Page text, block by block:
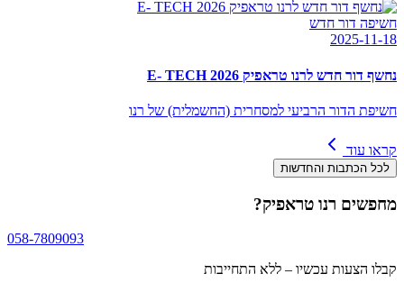
חשיפה דור חדש
2025-11-18
נחשף דור חדש לרנו טראפיק E- TECH 2026
חשיפת הדור הרביעי למסחרית (החשמלית) של רנו
קראו עוד
לכל הכתבות והחדשות
מחפשים רנו טראפיק?
058-7809093
קבלו הצעות עכשיו – ללא התחייבות